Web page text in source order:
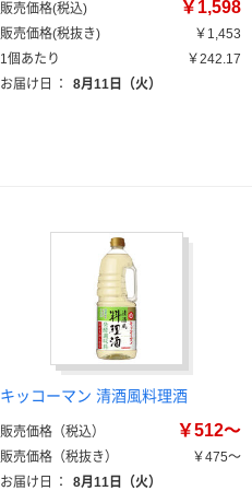
販売価格(税込) ￥1,598
販売価格(税抜き)
￥1,453
1個あたり
￥242.17
お届け日
： 8月11日（火）
キッコーマン 清酒風料理酒
販売価格（税込） ￥512～
販売価格（税抜き）
￥475～
お届け日
： 8月11日（火）